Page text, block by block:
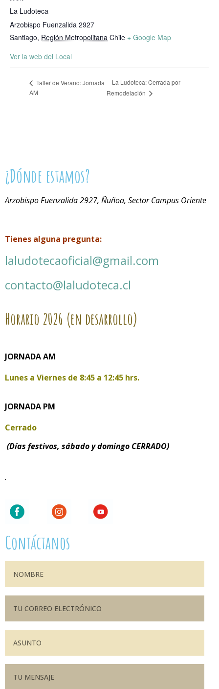
La Ludoteca
Arzobispo Fuenzalida 2927
Santiago, Región Metropolitana Chile + Google Map
Ver la web del Local
Taller de Verano: Jornada
AM
La Ludoteca: Cerrada por
Remodelación
¿Dónde estamos?
Arzobispo Fuenzalida 2927, Ñuñoa, Sector Campus Oriente
Tienes alguna pregunta:
laludotecaoficial@gmail.com
contacto@laludoteca.cl
Horario 2026 (en desarrollo)
JORNADA AM
Lunes a Viernes de 8:45 a 12:45 hrs.
JORNADA PM
Cerrado
(Días festivos, sábado y domingo CERRADO)
.
Contáctanos